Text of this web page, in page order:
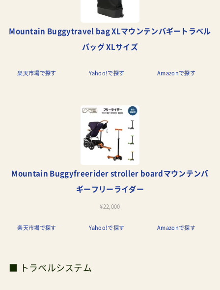
Mountain Buggytravel bag XLマウンテンバギートラベル
バッグ XLサイズ
Amazonで探す
楽天市場で探す Yahoo!で探す
Mountain Buggyfreerider stroller boardマウンテンバ
ギーフリーライダー
¥22,000
Amazonで探す
楽天市場で探す Yahoo!で探す
■ トラベルシステム